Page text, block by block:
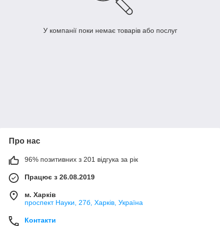
У компанії поки немає товарів або послуг
Про нас
96% позитивних з 201 відгука за рік
Працює з 26.08.2019
м. Харків
проспект Науки, 27б, Харків, Україна
Контакти